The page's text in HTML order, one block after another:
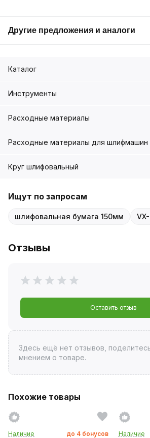
Другие предложения и аналоги
Каталог
Инструменты
Расходные материалы
Расходные материалы для шлифмашин
Круг шлифовальный
Ищут по запросам
шлифовальная бумага 150мм
Отзывы
Оставить отзыв
Здесь ещё нет отзывов,
мнением о товаре.
Похожие товары
Наличие до 4 бонусов
Наличие